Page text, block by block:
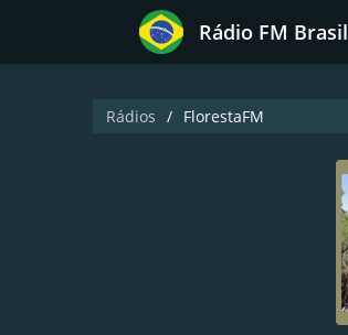
Rádio FM Brasil
Rádios FlorestaFM